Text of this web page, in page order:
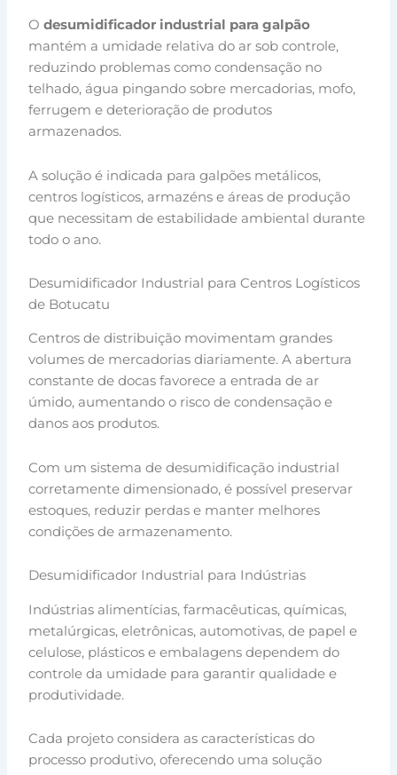
Odesumidificador industrial para galpão
mantém a umidade relativa do ar sob controle,
reduzindo problemas como condensação no
telhado, água pingando sobre mercadorias, mofo,
ferrugem e deterioração de produtos
armazenados.
A solução é indicada para galpões metálicos,
centros logísticos, armazéns e áreas de produção
que necessitam de estabilidade ambiental durante
todo o ano.
Desumidificador Industrial para Centros Logísticos
de Botucatu
Centros de distribuição movimentam grandes
volumes de mercadorias diariamente. A abertura
constante de docas favorece a entrada de ar
úmido, aumentando o risco de condensação e
danos aos produtos.
Com um sistema de desumidificação industrial
corretamente dimensionado, é possível preservar
estoques, reduzir perdas e manter melhores
condições de armazenamento.
Desumidificador Industrial para Indústrias
Indústrias alimentícias, farmacêuticas, químicas,
metalúrgicas, eletrônicas, automotivas, de papel e
celulose, plásticos e embalagens dependem do
controle da umidade para garantir qualidade e
produtividade.
Cada projeto considera as características do
processo produtivo, oferecendo uma solução